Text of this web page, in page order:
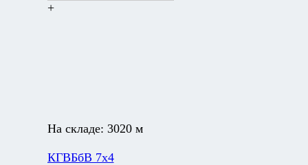
+
На складе: 3020 м
КГВБбВ 7х4